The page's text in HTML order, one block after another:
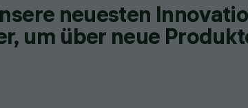
neuesten
um über neue